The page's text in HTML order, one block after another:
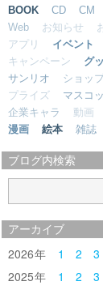
BOOK CD CM
Web
お知らせ
アプリ
イベント
キャンペーン
グ
サンリオ
ショッ
プライズ
マスコ
企業キャラ
動画
漫画
絵本 雑誌
ブログ内検索
アーカイブ
2026 1 2 3
2025
1 2 3